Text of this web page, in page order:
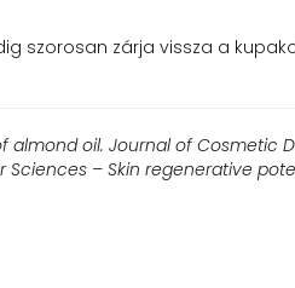
szorosan zárja vissza a
almond oil. Journal of Cosmetic
– Skin regenerative